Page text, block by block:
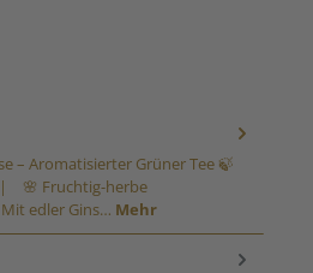
– Aromatisierter Grüner Tee 🍃
🌸 Fruchtig-herbe
edler Gins… Mehr